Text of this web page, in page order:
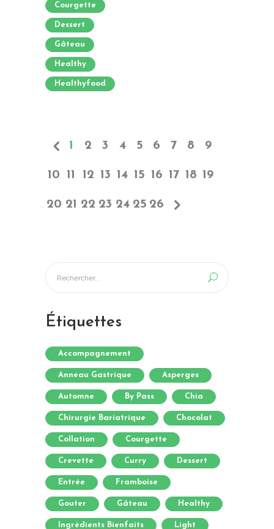
Courgette
Dessert
Gâteau
Healthy
Healthyfood
1 2 3 4 5 6 7 8 9
10 11 12 13 14 15 16 17 18 19
20 21 22 23 24 25 26
Étiquettes
Accompagnement
Anneau Gastrique Asperges
Automne By Pass Chia
Chirurgie Bariatrique Chocolat
Collation Courgette
Crevette Curry Dessert
Entrée Framboise
Gouter Gâteau Healthy
Ingrédients Bienfaits Light